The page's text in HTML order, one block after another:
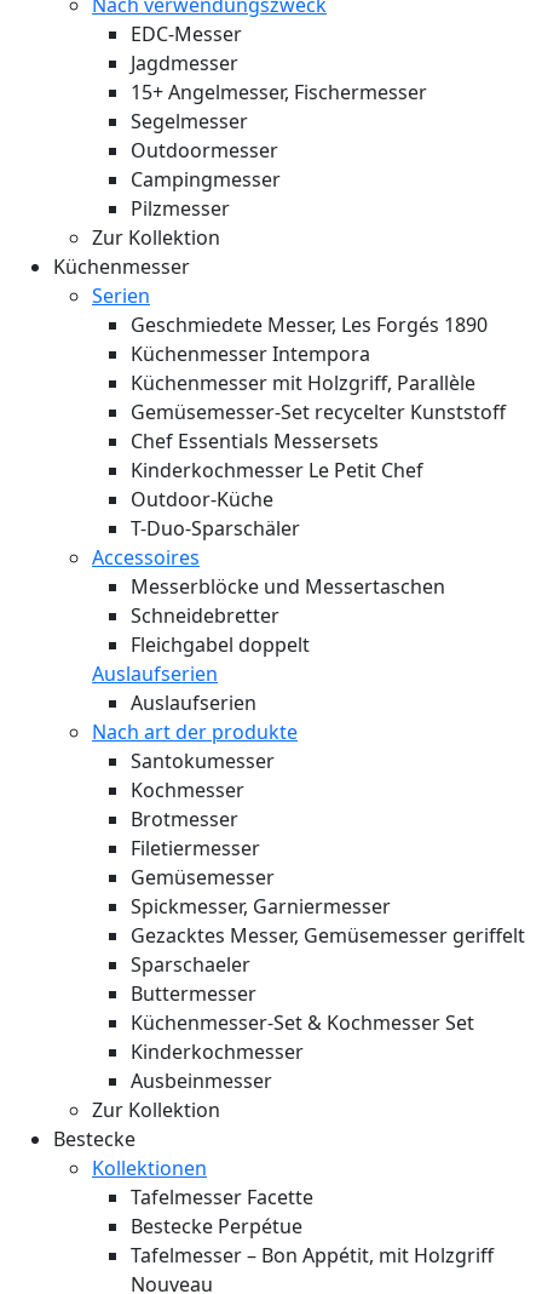
EDC-Messer
Jagdmesser
15+ Angelmesser, Fischermesser
Segelmesser
Outdoormesser
Campingmesser
Pilzmesser
Zur Kollektion
Küchenmesser
Serien
Geschmiedete Messer, Les Forgés 1890
Küchenmesser Intempora
Küchenmesser mit Holzgriff, Parallèle
Gemüsemesser-Set recycelter Kunststoff
Chef Essentials Messersets
Kinderkochmesser Le Petit Chef
Outdoor-Küche
T-Duo-Sparschäler
Accessoires
Messerblöcke und Messertaschen
Schneidebretter
Fleichgabel doppelt
Auslaufserien
Auslaufserien
Nach art der produkte
Santokumesser
Kochmesser
Brotmesser
Filetiermesser
Gemüsemesser
Spickmesser, Garniermesser
Gezacktes Messer, Gemüsemesser geriffelt
Sparschaeler
Buttermesser
Küchenmesser-Set & Kochmesser Set
Kinderkochmesser
Ausbeinmesser
Zur Kollektion
Bestecke
Kollektionen
Tafelmesser Facette
Bestecke Perpétue
Tafelmesser – Bon Appétit, mit Holzgriff
Nouveau